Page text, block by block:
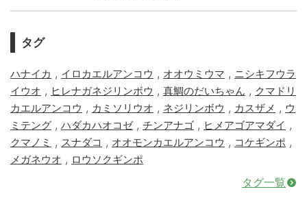
タグ
ハナイカ , イロカエルアンコウ , オオウミウマ , ニシキフウラ
イウオ , ヒレナガネジリンボウ , 真鯛のだいちゃん , クマドリ
カエルアンコウ , カミソリウオ , ネジリンボウ , カスザメ , ウ
ミテング , ハダカハオコゼ, チンアナゴ , ヒメアゴアマダイ ,
クマノミ , スナダコ , オオモンカエルアンコウ , コケギンポ ,
メガネウオ , ロウソクギンポ
タグ一覧